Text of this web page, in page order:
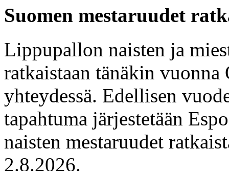
Suomen mestaruudet
Lippupallon naisten ja
ratkaistaan tänäkin
yhteydessä. Edellisen
tapahtuma järjestetään
naisten mestaruudet
2.8.2026.